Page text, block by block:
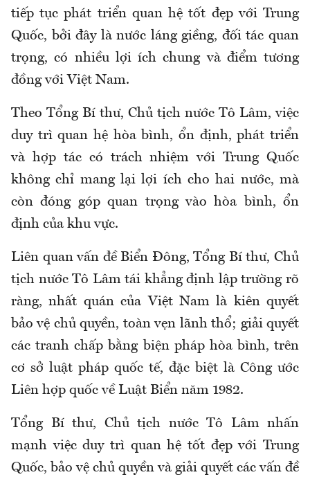
tiếp tục phát triển quan hệ tốt đẹp với Trung
Quốc, bởi đây là nước láng giềng, đối tác quan
trọng, có nhiều lợi ích chung và điểm tương
đồng với Việt Nam.
Theo Tổng Bí thư, Chủ tịch nước Tô Lâm, việc
duy trì quan hệ hòa bình, ổn định, phát triển
và hợp tác có trách nhiệm với Trung Quốc
không chỉ mang lại lợi ích cho hai nước, mà
còn đóng góp quan trọng vào hòa bình, ổn
định của khu vực.
Liên quan vấn đề Biển Đông, Tổng Bí thư, Chủ
tịch nước Tô Lâm tái khẳng định lập trường rõ
ràng, nhất quán của Việt Nam là kiên quyết
bảo vệ chủ quyền, toàn vẹn lãnh thổ; giải quyết
các tranh chấp bằng biện pháp hòa bình, trên
cơ sở luật pháp quốc tế, đặc biệt là Công ước
Liên hợp quốc về Luật Biển năm 1982.
Tổng Bí thư, Chủ tịch nước Tô Lâm nhấn
mạnh việc duy trì quan hệ tốt đẹp với Trung
Quốc, bảo vệ chủ quyền và giải quyết các vấn đề